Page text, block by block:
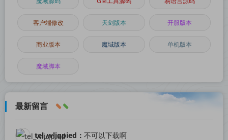
客户端修改 天剑版本 开服版本
商业版本 魔域版本 单机版本
魔域脚本
最新留言
tel_wljqpied： 不可以下载啊